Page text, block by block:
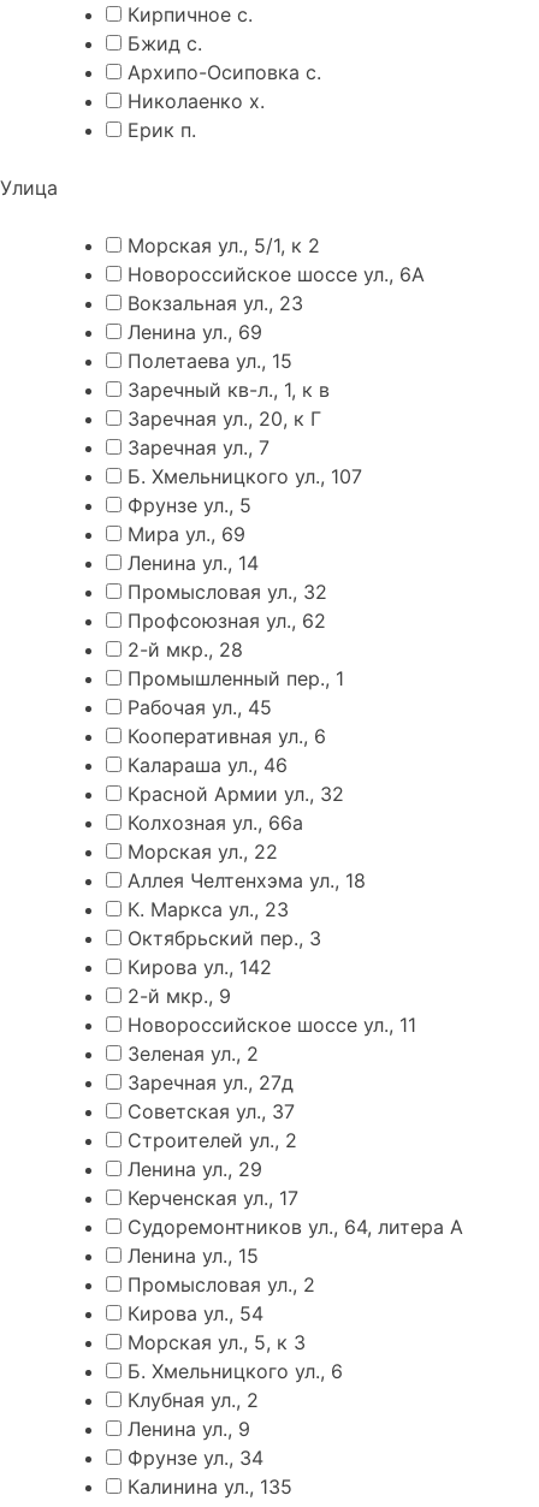
Кирпичное с.
Бжид с.
Архипо-Осиповка с.
Николаенко х.
Ерик п.
Улица
Морская ул., 5/1, к 2
Новороссийское шоссе ул., 6А
Вокзальная ул., 23
Ленина ул., 69
Полетаева ул., 15
Заречный кв-л., 1, к в
Заречная ул., 20, к Г
Заречная ул., 7
Б. Хмельницкого ул., 107
Фрунзе ул., 5
Мира ул., 69
Ленина ул., 14
Промысловая ул., 32
Профсоюзная ул., 62
2-й мкр., 28
Промышленный пер., 1
Рабочая ул., 45
Кооперативная ул., 6
Калараша ул., 46
Красной Армии ул., 32
Колхозная ул., 66а
Морская ул., 22
Аллея Челтенхэма ул., 18
К. Маркса ул., 23
Октябрьский пер., 3
Кирова ул., 142
2-й мкр., 9
Новороссийское шоссе ул., 11
Зеленая ул., 2
Заречная ул., 27д
Советская ул., 37
Строителей ул., 2
Ленина ул., 29
Керченская ул., 17
Судоремонтников ул., 64, литера А
Ленина ул., 15
Промысловая ул., 2
Кирова ул., 54
Морская ул., 5, к 3
Б. Хмельницкого ул., 6
Клубная ул., 2
Ленина ул., 9
Фрунзе ул., 34
Калинина ул., 135